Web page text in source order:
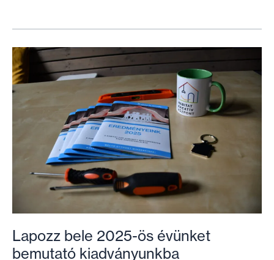
Falusi
LakHatás
programunk
a
SozialMarie
díjon
Lapozz bele 2025-ös évünket
bemutató kiadványunkba